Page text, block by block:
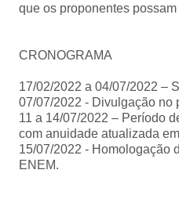
que os proponentes
CRONOGRAMA
17/02/2022 a 04/07/2022 –
07/07/2022 - Divulgação no
11 a 14/07/2022 – Período
com anuidade atualizada
15/07/2022 - Homologação
ENEM.